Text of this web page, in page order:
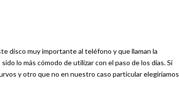
disco muy importante al teléfono y que llaman la
lo más cómodo de utilizar con el paso de los días. Si
y otro que no en nuestro caso particular elegiríamos